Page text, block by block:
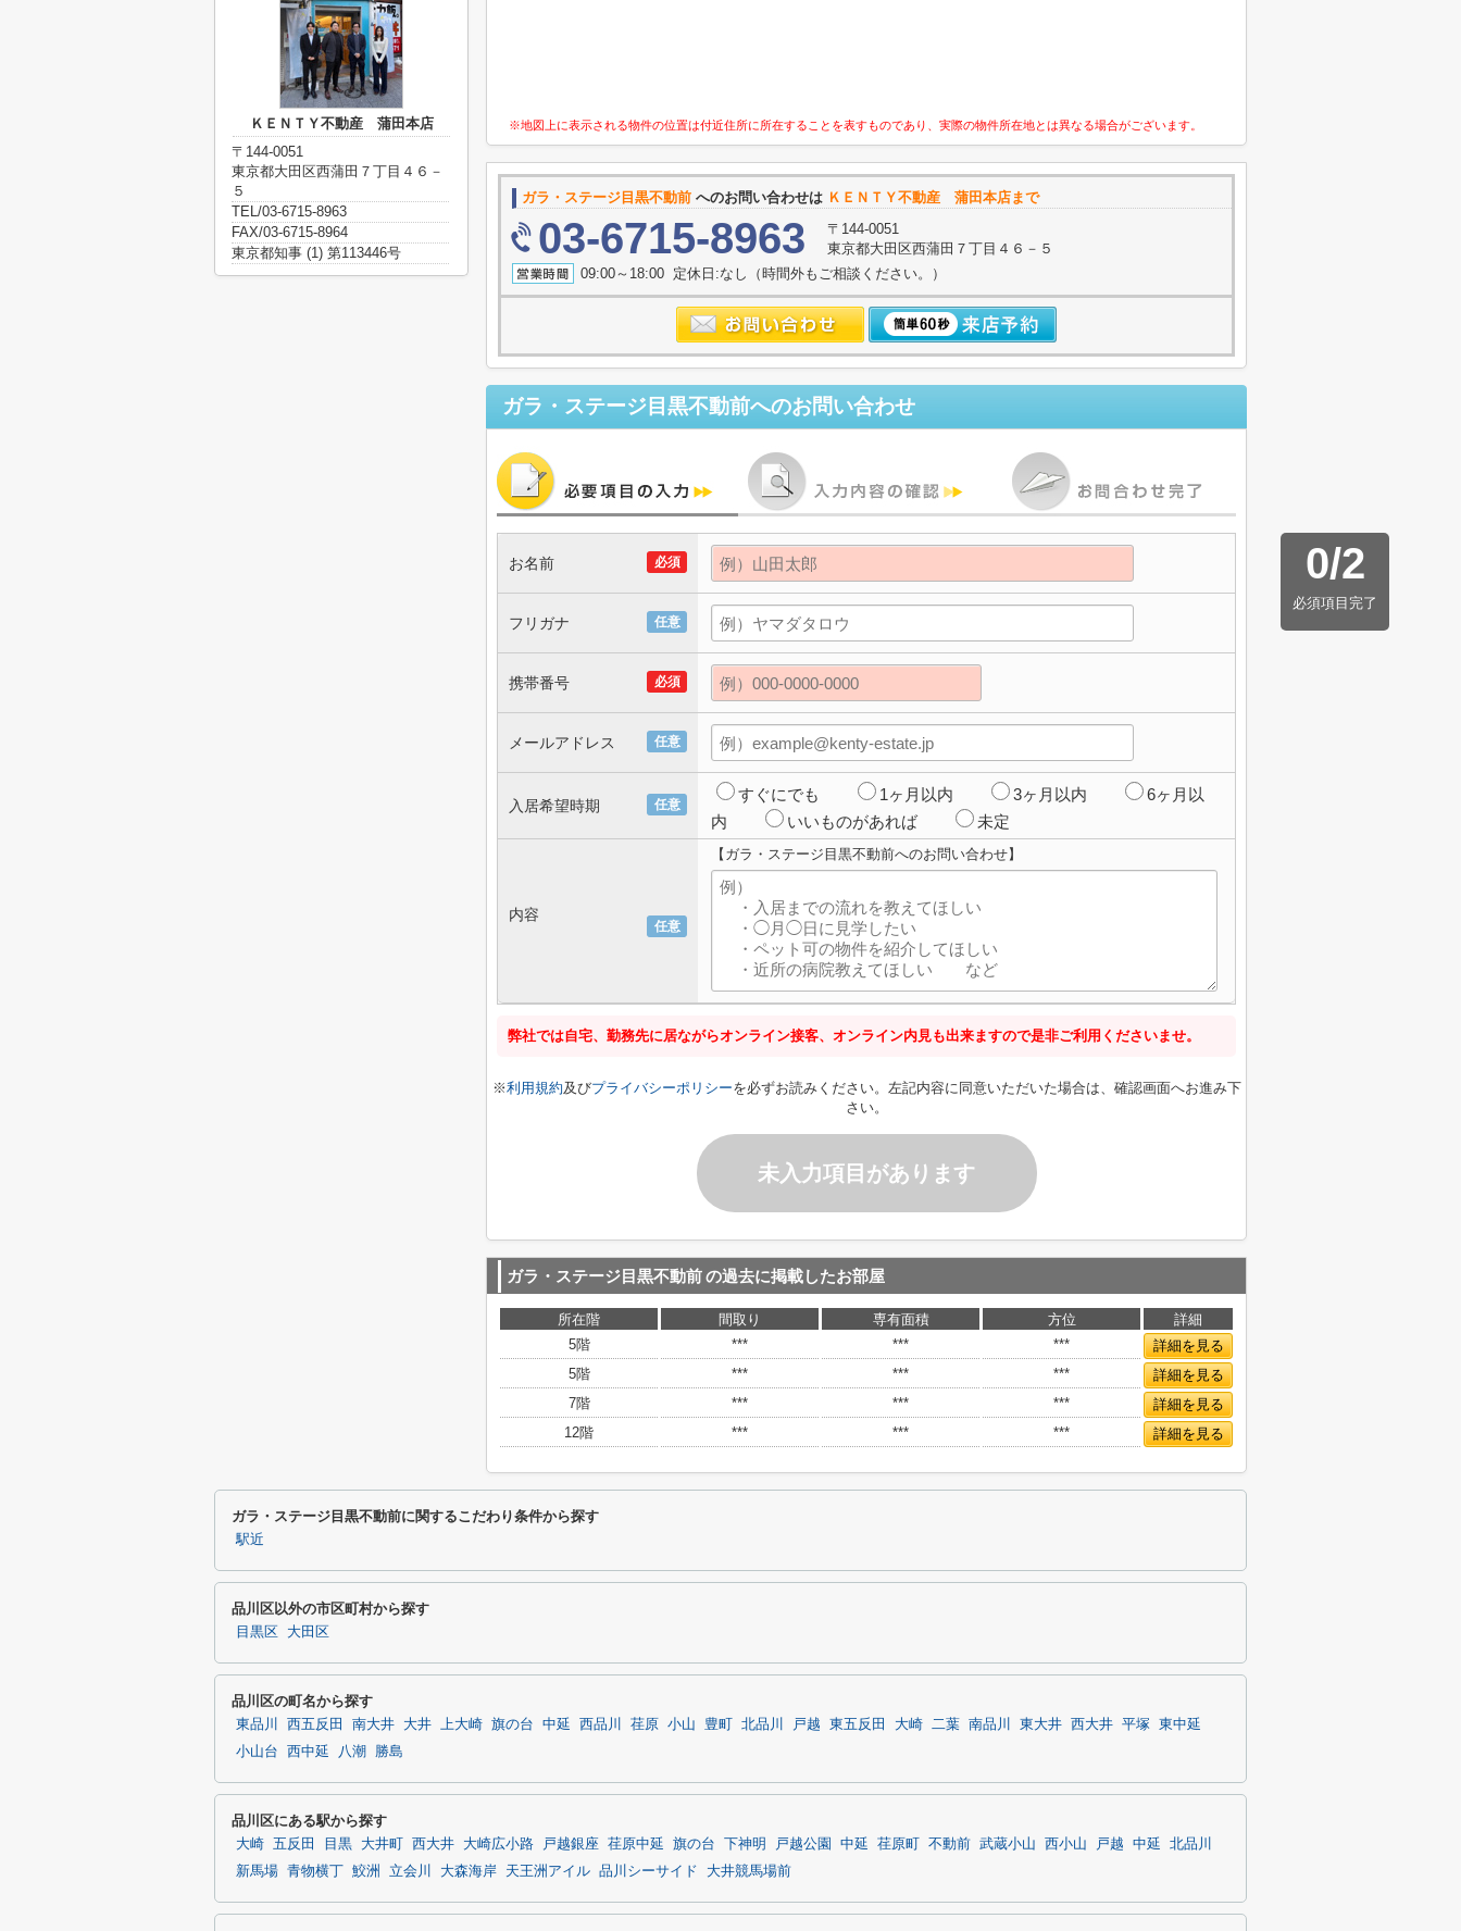
※地図上に表示される物件の位置は付近住所に所在することを表すものであり、実際の物件所在地とは異なる場合がございます。
ガラ・ステージ目黒不動前 へのお問い合わせは ＫＥＮＴＹ不動産 蒲田本店まで
03-6715-8963
〒144-0051
東京都大田区西蒲田７丁目４６－５
09:00～18:00 定休日:なし（時間外もご相談ください。）
ガラ・ステージ目黒不動前へのお問い合わせ
0/2
必須項目完了
必須
お名前
任意
フリガナ
必須
携帯番号
任意
メールアドレス
任意
入居希望時期
すぐにでも 1ヶ月以内 3ヶ月以内
6ヶ月以
内
いいものがあれば 未定
任意
内容
【ガラ・ステージ目黒不動前へのお問い合わせ】
弊社では自宅、勤務先に居ながらオンライン接客、オンライン内見も出来ますので是非ご利用くださいませ。
※利用規約及びプライバシーポリシーを必ずお読みください。左記内容に同意いただいた場合は、確認画面へお進み下
さい。
未入力項目があります
ガラ・ステージ目黒不動前の過去に掲載したお部屋
所在階 間取り 専有面積 方位
詳細
5階
*** *** ***
詳細を見る
5階
*** *** ***
詳細を見る
7階
*** *** ***
詳細を見る
12階
*** *** *** 詳細を見る
ＫＥＮＴＹ不動産 蒲田本店
〒144-0051
東京都大田区西蒲田７丁目４６－
５
TEL/03-6715-8963
FAX/03-6715-8964
東京都知事 (1) 第113446号
ガラ・ステージ目黒不動前に関するこだわり条件から探す
駅近
品川区以外の市区町村から探す
目黒区 大田区
品川区の町名から探す
東品川 西五反田 南大井 大井 上大崎 旗の台 中延 西品川 荏原 小山 豊町 北品川 戸越 東五反田 大崎 二葉 南品川 東大井 西大井 平塚 東中延
小山台
西中延 八潮 勝島
品川区にある駅から探す
大崎 五反田 目黒 大井町 西大井 大崎広小路 戸越銀座 荏原中延 旗の台 下神明 戸越公園 中延 荏原町 不動前 武蔵小山 西小山 戸越 中延
北品川
新馬場 青物横丁 鮫洲 立会川 大森海岸 天王洲アイル 品川シーサイド 大井競馬場前